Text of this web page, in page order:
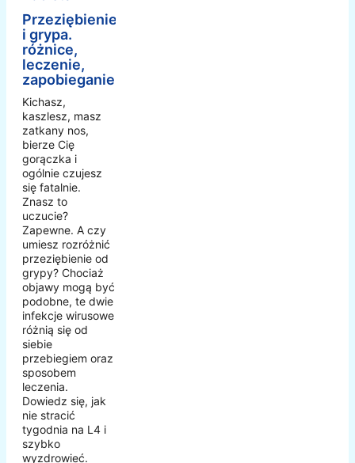
Przeziębienie
i grypa.
różnice,
leczenie,
zapobieganie
Kichasz,
kaszlesz, masz
zatkany nos,
bierze Cię
gorączka i
ogólnie czujesz
się fatalnie.
Znasz to
uczucie?
Zapewne. A czy
umiesz rozróżnić
przeziębienie od
grypy? Chociaż
objawy mogą być
podobne, te dwie
infekcje wirusowe
różnią się od
siebie
przebiegiem oraz
sposobem
leczenia.
Dowiedz się, jak
nie stracić
tygodnia na L4 i
szybko
wyzdrowieć.